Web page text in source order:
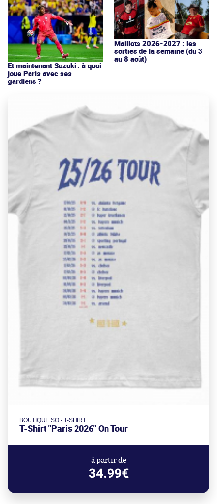
Et maintenant Suzuki : à quoi
joue Paris avec ses
gardiens ?
Maillots 2026-2027 : les
sorties de la semaine (du 3
au 8 août)
BOUTIQUE SO - T-SHIRT
T-Shirt "Paris 2026" On Tour
à partir de
34.99€